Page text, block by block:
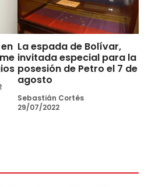
La espada de Bolívar,
invitada especial para la
posesión de Petro el 7 de
agosto
Sebastián Cortés
29/07/2022